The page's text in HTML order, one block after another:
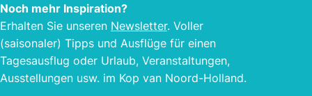
Noch mehr Inspiration?
Erhalten Sie unseren Newsletter. Voller
(saisonaler) Tipps und Ausflüge für einen
Tagesausflug oder Urlaub, Veranstaltungen,
Ausstellungen usw. im Kop van Noord-Holland.